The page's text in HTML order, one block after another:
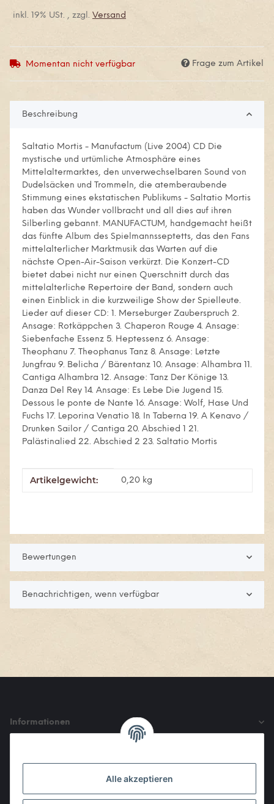
inkl. 19% USt. , zzgl. Versand
Momentan nicht verfügbar Frage zum Artikel
Beschreibung
Saltatio Mortis - Manufactum (Live 2004) CD Die
mystische und urtümliche Atmosphäre eines
Mittelaltermarktes, den unverwechselbaren Sound von
Dudelsäcken und Trommeln, die atemberaubende
Stimmung eines ekstatischen Publikums - Saltatio Mortis
haben das Wunder vollbracht und all dies auf ihren
Silberling gebannt. MANUFACTUM, handgemacht heißt
das fünfte Album des Spielmannsseptetts, das den Fans
mittelalterlicher Marktmusik das Warten auf die
nächste Open-Air-Saison verkürzt. Die Konzert-CD
bietet dabei nicht nur einen Querschnitt durch das
mittelalterliche Repertoire der Band, sondern auch
einen Einblick in die kurzweilige Show der Spielleute.
Lieder auf dieser CD: 1. Merseburger Zauberspruch 2.
Ansage: Rotkäppchen 3. Chaperon Rouge 4. Ansage:
Siebenfache Essenz 5. Heptessenz 6. Ansage:
Theophanu 7. Theophanus Tanz 8. Ansage: Letzte
Jungfrau 9. Belicha / Bärentanz 10. Ansage: Alhambra 11.
Cantiga Alhambra 12. Ansage: Tanz Der Könige 13.
Danza Del Rey 14. Ansage: Es Lebe Die Jugend 15.
Dessous le ponte de Nante 16. Ansage: Wolf, Hase Und
Fuchs 17. Leporina Venatio 18. In Taberna 19. A Kenavo /
Drunken Sailor / Cantiga 20. Abschied 1 21.
Palästinalied 22. Abschied 2 23. Saltatio Mortis
Produkteigenschaft
Wert
Artikelgewicht: 0,20 kg
Bewertungen
Benachrichtigen, wenn verfügbar
Informationen
Alle akzeptieren